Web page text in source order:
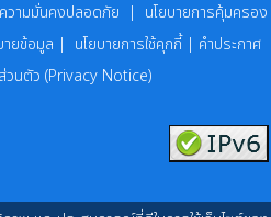
วามมั่นคงปลอดภัย | นโยบายการคุ้มครอง
ยข้อมูล | นโยบายการใช้คุกกี้ | คำประกาศ
วนตัว (Privacy Notice)